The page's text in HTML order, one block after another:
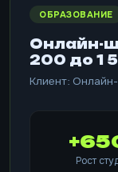
ОБРАЗОВАНИЕ
Онлайн-
200 до 1
Клиент:
Рост